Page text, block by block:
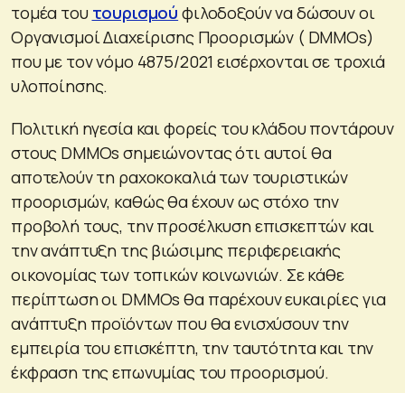
τομέα του τουρισμού φιλοδοξούν να δώσουν οι
Οργανισμοί Διαχείρισης Προορισμών ( DMΜOs)
που με τον νόμο 4875/2021 εισέρχονται σε τροχιά
υλοποίησης.
Πολιτική ηγεσία και φορείς του κλάδου ποντάρουν
στους DMΜOs σημειώνοντας ότι αυτοί θα
αποτελούν τη ραχοκοκαλιά των τουριστικών
προορισμών, καθώς θα έχουν ως στόχο την
προβολή τους, την προσέλκυση επισκεπτών και
την ανάπτυξη της βιώσιμης περιφερειακής
οικονομίας των τοπικών κοινωνιών. Σε κάθε
περίπτωση οι DMΜOs θα παρέχουν ευκαιρίες για
ανάπτυξη προϊόντων που θα ενισχύσουν την
εμπειρία του επισκέπτη, την ταυτότητα και την
έκφραση της επωνυμίας του προορισμού.